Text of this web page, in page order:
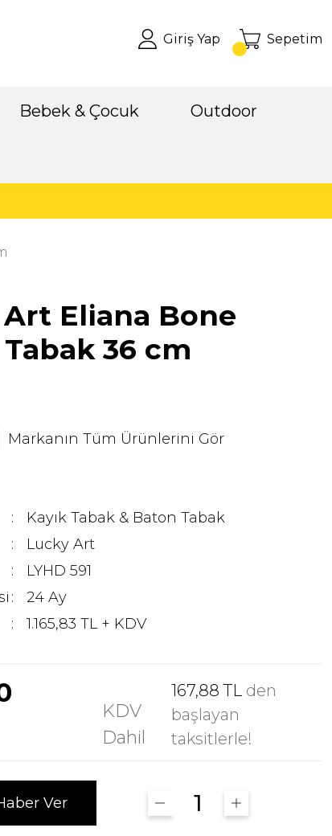
Giriş Yap Sepetim
Bebek & Çocuk Outdoor
Eliana Bone
36 cm
Markanın Tüm Ürünlerini Gör
Kayık Tabak & Baton Tabak
Lucky Art
LYHD 591
24 Ay
1.165,83 TL + KDV
KDV
Dahil
167,88 TL den
başlayan
taksitlerle!
Ver